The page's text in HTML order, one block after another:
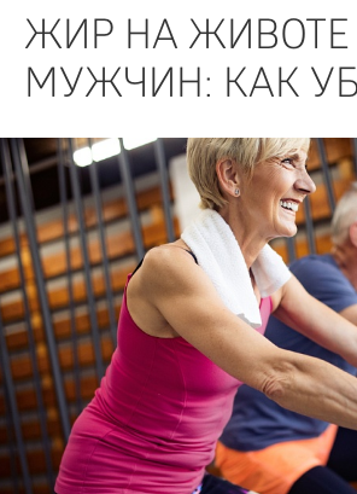
ЖИР НА ЖИВОТЕ
МУЖЧИН: КАК
КРАСОТА
ПСИХОЛОГИЯ
ДОМ
КАК?
БИЗНЕС